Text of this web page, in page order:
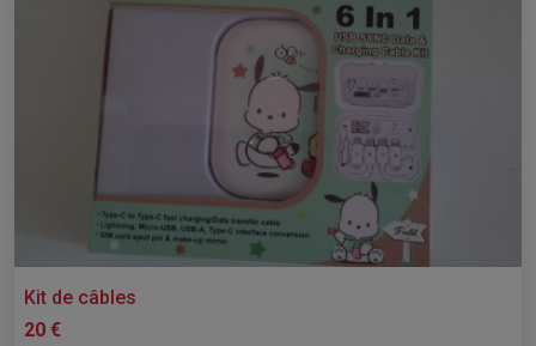
Kit de câbles
20 €